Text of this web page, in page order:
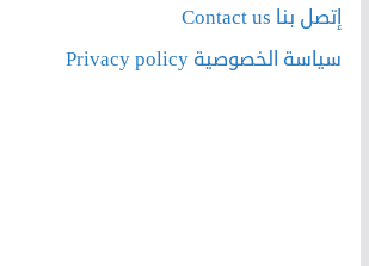
إتصل بنا Contact us
سياسة الخصوصية Privacy policy